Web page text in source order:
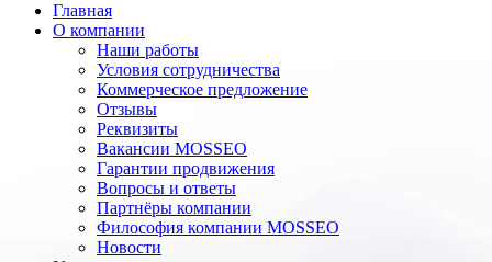
Главная
О компании
Наши работы
Условия сотрудничества
Коммерческое предложение
Отзывы
Реквизиты
Вакансии MOSSEO
Гарантии продвижения
Вопросы и ответы
Партнёры компании
Философия компании MOSSEO
Новости